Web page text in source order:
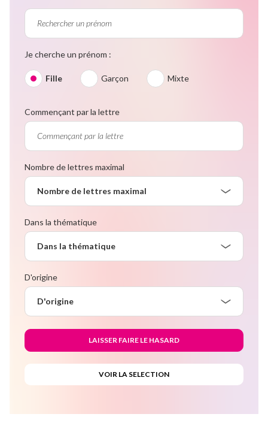
Je cherche un prénom :
Fille Garçon Mixte
Commençant par la lettre
Nombre de lettres maximal
Nombre de lettres maximal
Dans la thématique
Dans la thématique
D'origine
D'origine